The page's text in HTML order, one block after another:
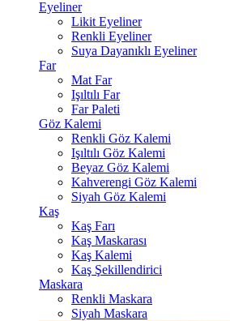
Eyeliner
Likit Eyeliner
Renkli Eyeliner
Suya Dayanıklı Eyeliner
Far
Mat Far
Işıltılı Far
Far Paleti
Göz Kalemi
Renkli Göz Kalemi
Işıltılı Göz Kalemi
Beyaz Göz Kalemi
Kahverengi Göz Kalemi
Siyah Göz Kalemi
Kaş
Kaş Farı
Kaş Maskarası
Kaş Kalemi
Kaş Şekillendirici
Maskara
Renkli Maskara
Siyah Maskara